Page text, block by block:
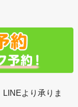
より承りま